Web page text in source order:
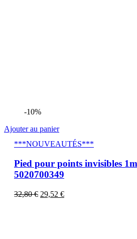
-10%
Ajouter au panier
***NOUVEAUTÉS***
Pied pour points invisibles
5020700349
32,80€ 29,52 €